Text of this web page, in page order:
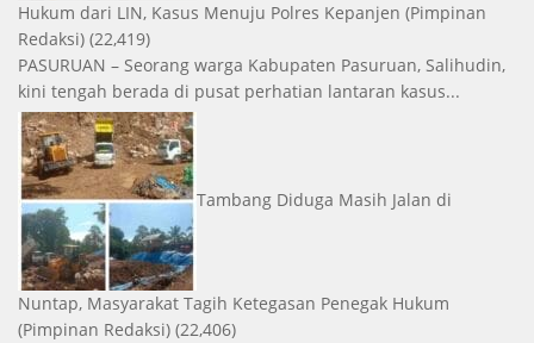
Hukum dari LIN, Kasus Menuju Polres Kepanjen (Pimpinan
Redaksi) (22,419)
PASURUAN – Seorang warga Kabupaten Pasuruan, Salihudin,
kini tengah berada di pusat perhatian lantaran kasus...
Tambang Diduga Masih Jalan di
Nuntap, Masyarakat Tagih Ketegasan Penegak Hukum
(Pimpinan Redaksi) (22,406)